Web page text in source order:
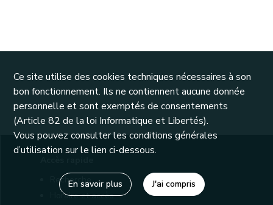
Recherche
Horaire et accès
Ce site utilise des cookies techniques nécessaires à son
bon fonctionnement. Ils ne contiennent aucune donnée
personnelle et sont exemptés de consentements
(Article 82 de la loi Informatique et Libertés).
Vous pouvez consulter les conditions générales
d’utilisation sur le lien ci-dessous.
En savoir plus J'ai compris